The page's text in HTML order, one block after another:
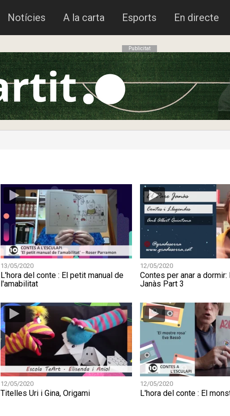
Notícies A la carta Esports En directe
Publicitat
13/05/2020
L'hora del conte : El petit manual de
l'amabilitat
12/05/2020
Contes per anar a dormir:
Janàs Part 3
12/05/2020
Titelles Uri i Gina, Origami
12/05/2020
L'hora del conte : El